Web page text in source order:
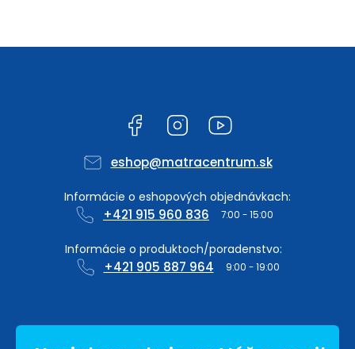
Facebook Instagram
eshop@matracentrum.sk
+421 915 960 836
+421 905 887 964